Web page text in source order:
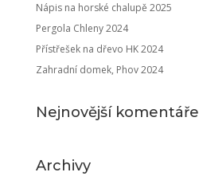
Nápis na horské chalupě 2025
Pergola Chleny 2024
Přístřešek na dřevo HK 2024
Zahradní domek, Phov 2024
Nejnovější komentáře
Archivy